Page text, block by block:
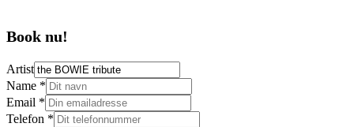
Book nu!
Artist
Name *
Email *
Telefon *